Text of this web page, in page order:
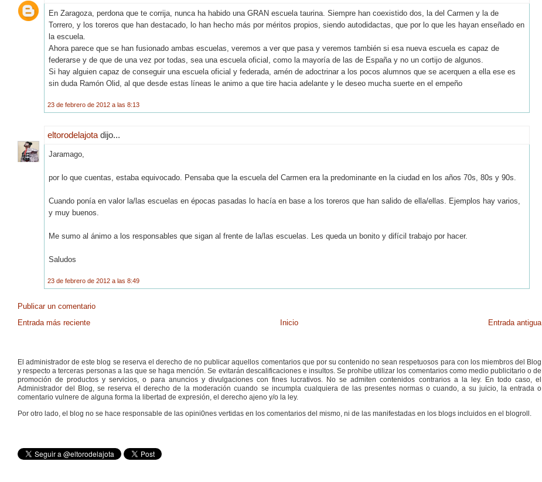
En Zaragoza, perdona que te corrija, nunca ha habido una GRAN escuela taurina. Siempre han coexistido dos, la del Carmen y la de
Torrero, y los toreros que han destacado, lo han hecho más por méritos propios, siendo autodidactas, que por lo que les hayan enseñado en
la escuela.
Ahora parece que se han fusionado ambas escuelas, veremos a ver que pasa y veremos también si esa nueva escuela es capaz de
federarse y de que de una vez por todas, sea una escuela oficial, como la mayoría de las de España y no un cortijo de algunos.
Si hay alguien capaz de conseguir una escuela oficial y federada, amén de adoctrinar a los pocos alumnos que se acerquen a ella ese es
sin duda Ramón Olid, al que desde estas líneas le animo a que tire hacia adelante y le deseo mucha suerte en el empeño
23 de febrero de 2012 a las 8:13
eltorodelajota dijo...
Jaramago,
por lo que cuentas, estaba equivocado. Pensaba que la escuela del Carmen era la predominante en la ciudad en los años 70s, 80s y 90s.
Cuando ponía en valor la/las escuelas en épocas pasadas lo hacía en base a los toreros que han salido de ella/ellas. Ejemplos hay varios,
y muy buenos.
Me sumo al ánimo a los responsables que sigan al frente de la/las escuelas. Les queda un bonito y difícil trabajo por hacer.
Saludos
23 de febrero de 2012 a las 8:49
Publicar un comentario
Entrada más reciente
Entrada antigua
Inicio
El administrador de este blog se reserva el derecho de no publicar aquellos comentarios que por su contenido no sean respetuosos para con los miembros del Blog
y respecto a terceras personas a las que se haga mención. Se evitarán descalificaciones e insultos. Se prohibe utilizar los comentarios como medio publicitario o de
promoción de productos y servicios, o para anuncios y divulgaciones con fines lucrativos. No se admiten contenidos contrarios a la ley. En todo caso, el
Administrador del Blog, se reserva el derecho de la moderación cuando se incumpla cualquiera de las presentes normas o cuando, a su juicio, la entrada o
comentario vulnere de alguna forma la libertad de expresión, el derecho ajeno y/o la ley.
Por otro lado, el blog no se hace responsable de las opini0nes vertidas en los comentarios del mismo, ni de las manifestadas en los blogs incluidos en el blogroll.